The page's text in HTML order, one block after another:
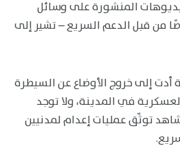
المنشورة على وسائل
من قبل الدعم السريع – تشير إلى
أدت إلى خروج الأوضاع عن السيطرة
في المدينة، ولا توجد
توثّق عمليات إعدام لمدنيين